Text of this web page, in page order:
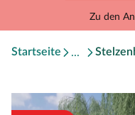
Zu den
Startseite